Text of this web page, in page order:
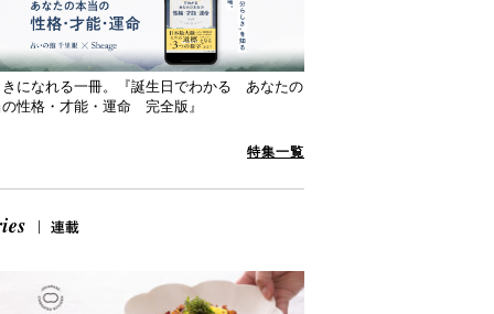
きになれる一冊。『誕生日でわかる あなたの
性格・才能・運命 完全版』
特集一覧